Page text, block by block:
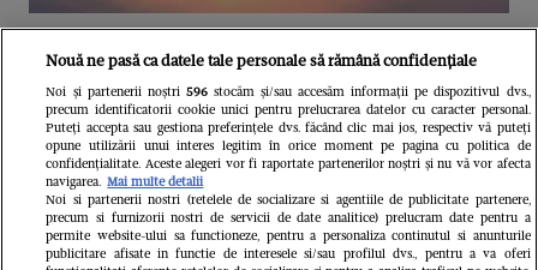
Unul dintre cele mai folosite
aeroporturi din Europa își închide
complet porțile timp de trei luni.
Milioane de pasageri, afectați
Nouă ne pasă ca datele tale personale să rămână confidențiale
Noi și partenerii noștri 596stocăm și/sau accesăm informații pe dispozitivul dvs.,
precum identificatorii cookie unici pentru prelucrarea datelor cu caracter personal.
Puteți accepta sau gestiona preferințele dvs. făcând clic mai jos, respectiv vă puteți
opune utilizării unui interes legitim în orice moment pe pagina cu politica de
confidențialitate. Aceste alegeri vor fi raportate partenerilor noștri și nu vă vor afecta
navigarea. Mai multe detalii
Noi si partenerii nostri (retelele de socializare si agentiile de publicitate partenere,
precum si furnizorii nostri de servicii de date analitice) prelucram date pentru a
permite website-ului sa functioneze, pentru a personaliza continutul si anunturile
publicitare afisate in functie de interesele si/sau profilul dvs., pentru a va oferi